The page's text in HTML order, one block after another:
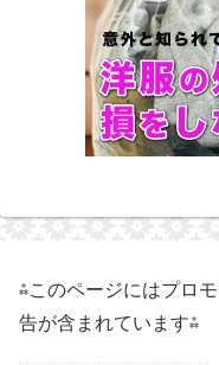
⁂このページにはプロ
告が含まれています⁂